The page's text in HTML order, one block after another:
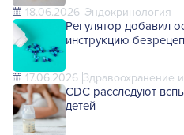
18.06.2026 Эндокринология
Регулятор добавил
инструкцию
17.06.2026 Здравоохранение
CDC расследуют
детей